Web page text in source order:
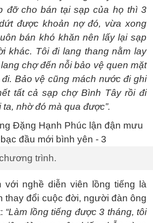
đỡ cho bán tại sạp của họ thì 3
được khoản nợ đó, vừa xong
bán khó khăn nên lấy lại sạp
khác. Tôi đi lang thang nằm lay
chợ đến nỗi bảo vệ quen mặt
Bảo vệ cũng mách nước đi ghi
tất cả sạp chợ Bình Tây rồi đi
nhờ đó mà qua được”.
trình.
với nghề diễn viên lồng tiếng là
thay đổi cuộc đời, người đàn ông
“Làm lồng tiếng được 3 tháng, tôi